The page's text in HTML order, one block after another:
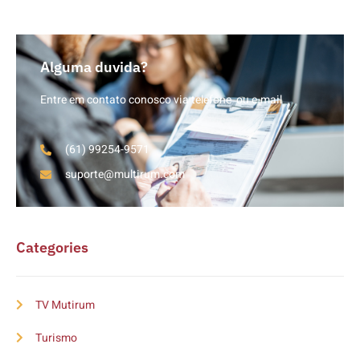
Alguma duvida?
Entre em contato conosco via telefone ou e-mail
(61) 99254-9571
suporte@multirum.com
Categories
TV Mutirum
Turismo